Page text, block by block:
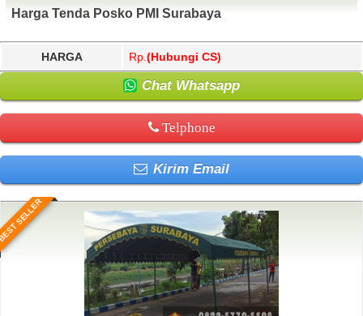
Harga Tenda Posko PMI Surabaya
HARGA Rp. (Hubungi CS)
Chat Whatsapp
Telphone
Kirim Email
SELLER